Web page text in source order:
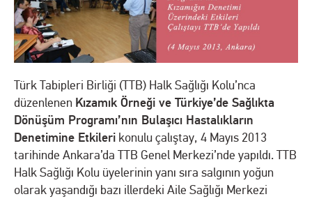
Türk Tabipleri Birliği (TTB) Halk Sağlığı Kolu’nca
düzenlenen Kızamık Örneği ve Türkiye’de Sağlıkta
Dönüşüm Programı’nın Bulaşıcı Hastalıkların
Denetimine Etkileri konulu çalıştay, 4 Mayıs 2013
tarihinde Ankara’da TTB Genel Merkezi’nde yapıldı. TTB
Halk Sağlığı Kolu üyelerinin yanı sıra salgının yoğun
olarak yaşandığı bazı illerdeki Aile Sağlığı Merkezi